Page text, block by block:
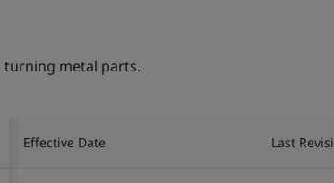
metal parts.
Effective Date Last